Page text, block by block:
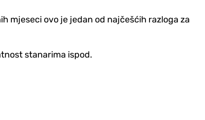
mjeseci ovo je jedan od najčešćih razloga za
stanarima ispod.